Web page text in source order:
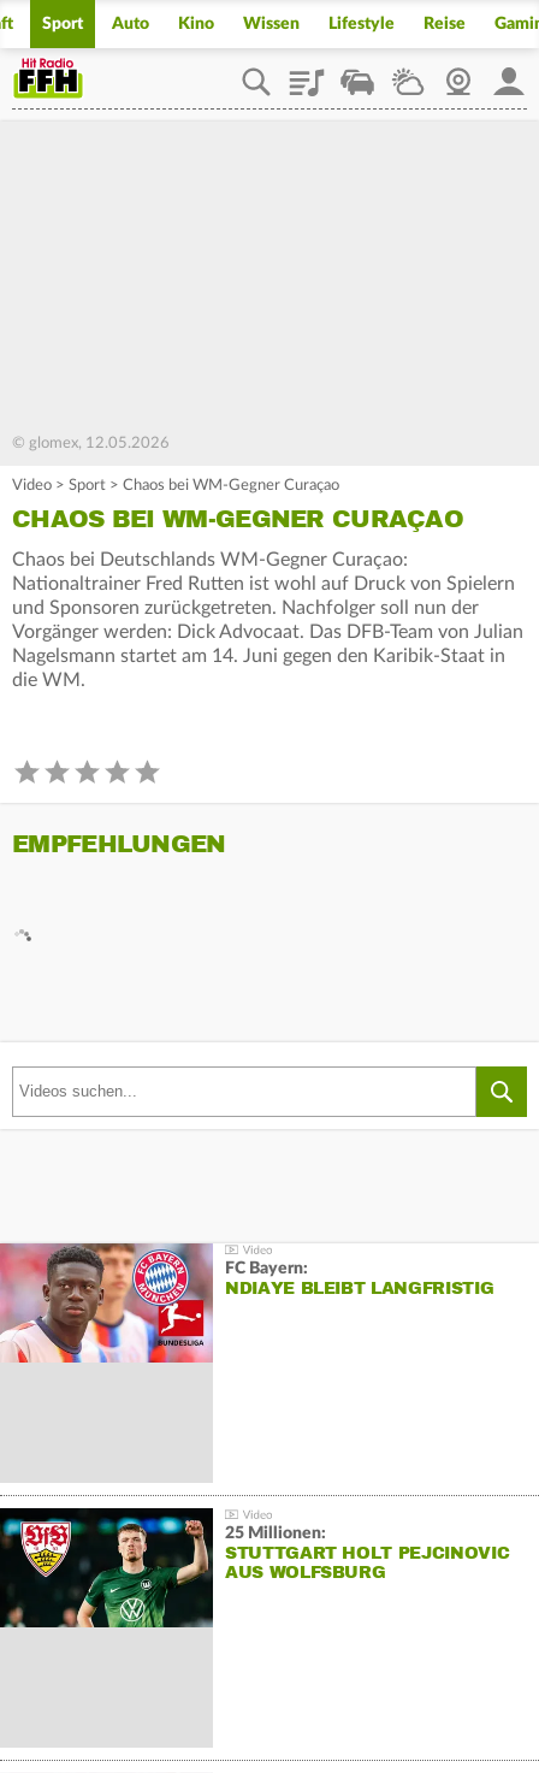
Sport Auto Kino Wissen Lifestyle Reise
PlaylistStaupilotWetterWebcam
© glomex, 12.05.2026
Video > Sport > Chaos bei WM-Gegner Curaçao
CHAOS BEI WM-GEGNER CURAÇAO
Chaos bei Deutschlands WM-Gegner Curaçao:
Nationaltrainer Fred Rutten ist wohl auf Druck von Spielern
und Sponsoren zurückgetreten. Nachfolger soll nun der
Vorgänger werden: Dick Advocaat. Das DFB-Team von Julian
Nagelsmann startet am 14. Juni gegen den Karibik-Staat in
die WM.
EMPFEHLUNGEN
FC Bayern:
NDIAYE BLEIBT LANGFRISTIG
25 Millionen:
STUTTGART HOLT PEJCINOVIC
AUS WOLFSBURG